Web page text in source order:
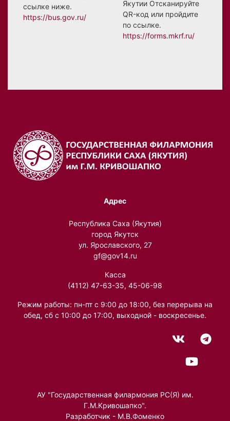
ссылке ниже.
https://bus.gov.ru/
Якутии Отсканируйте
QR-код или пройдите
по ссылке.
https://forms.mkrf.ru/
Адрес
Республика Саха (Якутия)
город Якутск
ул. Ярославского, 27
gf@gov14.ru
Касса
(4112) 47-63-35, 45-06-98
Режим работы: пн-пт с 9:00 до 18:00, без перерыва на
обед, сб с 10:00 до 17:00, выходной - воскресенье.
АУ "Государственная филармония РС(Я) им.
Г.М.Кривошапко".
Разработчик - М.В.Фоменко